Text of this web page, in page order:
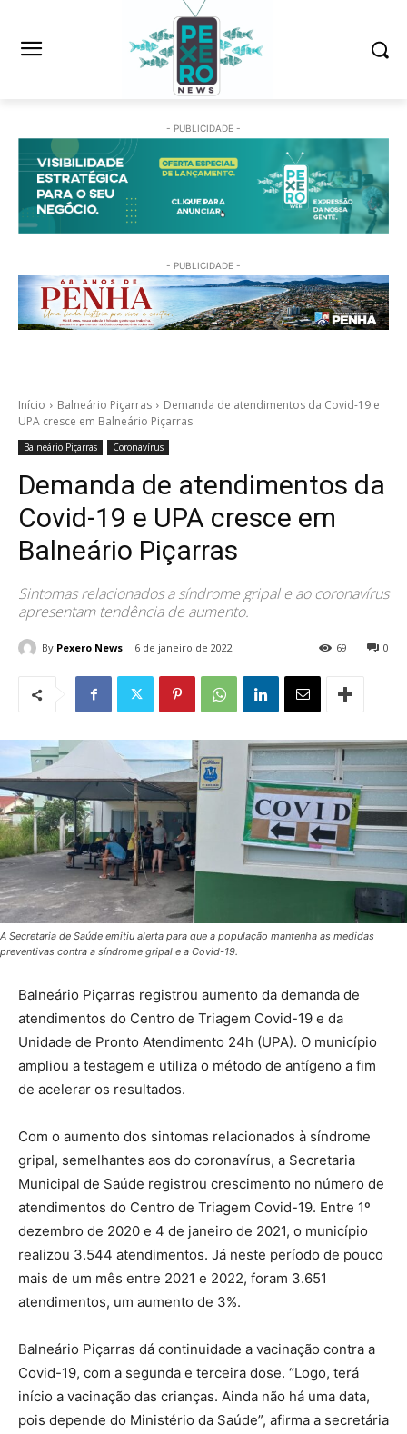
- PUBLICIDADE -
- PUBLICIDADE -
Início Balneário Piçarras
Demanda de atendimentos da Covid-19 e
UPA cresce em Balneário Piçarras
Balneário Piçarras Coronavírus
Demanda de atendimentos da
Covid-19 e UPA cresce em
Balneário Piçarras
Sintomas relacionados a síndrome gripal e ao coronavírus
apresentam tendência de aumento.
By Pexero News 6 de janeiro de 2022 0
69
A Secretaria de Saúde emitiu alerta para que a população mantenha as medidas
preventivas contra a síndrome gripal e a Covid-19.
Balneário Piçarras registrou aumento da demanda de
atendimentos do Centro de Triagem Covid-19 e da
Unidade de Pronto Atendimento 24h (UPA). O município
ampliou a testagem e utiliza o método de antígeno a fim
de acelerar os resultados.
Com o aumento dos sintomas relacionados à síndrome
gripal, semelhantes aos do coronavírus, a Secretaria
Municipal de Saúde registrou crescimento no número de
atendimentos do Centro de Triagem Covid-19. Entre 1º
dezembro de 2020 e 4 de janeiro de 2021, o município
realizou 3.544 atendimentos. Já neste período de pouco
mais de um mês entre 2021 e 2022, foram 3.651
atendimentos, um aumento de 3%.
Balneário Piçarras dá continuidade a vacinação contra a
Covid-19, com a segunda e terceira dose. “Logo, terá
início a vacinação das crianças. Ainda não há uma data,
pois depende do Ministério da Saúde”, afirma a secretária